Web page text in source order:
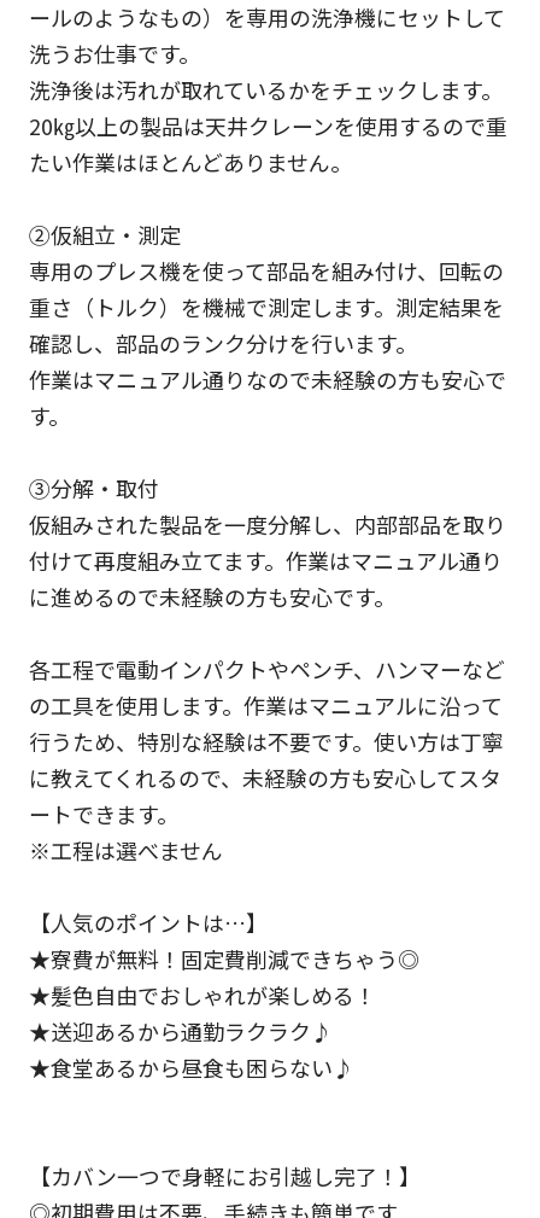
ールのようなもの）を専用の洗浄機にセットして
洗うお仕事です。
洗浄後は汚れが取れているかをチェックします。
20㎏以上の製品は天井クレーンを使用するので重
たい作業はほとんどありません。
②仮組立・測定
専用のプレス機を使って部品を組み付け、回転の
重さ（トルク）を機械で測定します。測定結果を
確認し、部品のランク分けを行います。
作業はマニュアル通りなので未経験の方も安心で
す。
③分解・取付
仮組みされた製品を一度分解し、内部部品を取り
付けて再度組み立てます。作業はマニュアル通り
に進めるので未経験の方も安心です。
各工程で電動インパクトやペンチ、ハンマーなど
の工具を使用します。作業はマニュアルに沿って
行うため、特別な経験は不要です。使い方は丁寧
に教えてくれるので、未経験の方も安心してスタ
ートできます。
※工程は選べません
【人気のポイントは…】
★寮費が無料！固定費削減できちゃう◎
★髪色自由でおしゃれが楽しめる！
★送迎あるから通勤ラクラク♪
★食堂あるから昼食も困らない♪
【カバン一つで身軽にお引越し完了！】